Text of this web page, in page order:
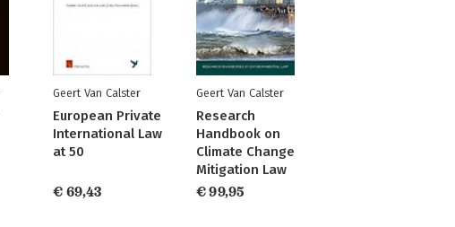
Geert Van Calster
European Private
International Law
at 50
€ 69,43
Geert Van Calster
Research
Handbook on
Climate Change
Mitigation Law
€ 99,95